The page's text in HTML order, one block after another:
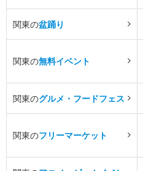
関東の盆踊り
関東の無料イベント
関東のグルメ・フードフェス
関東のフリーマーケット